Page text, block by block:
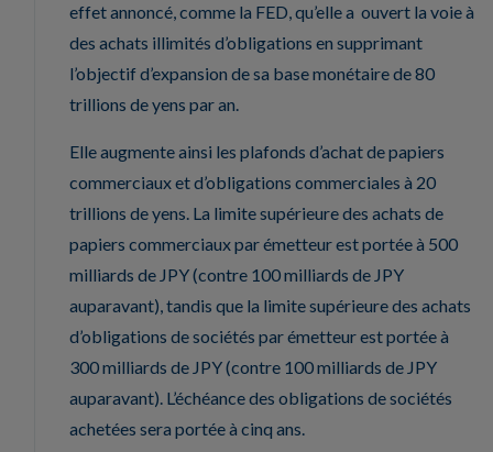
effet annoncé, comme la FED, qu’elle a ouvert la voie à
des achats illimités d’obligations en supprimant
l’objectif d’expansion de sa base monétaire de 80
trillions de yens par an.
Elle augmente ainsi les plafonds d’achat de papiers
commerciaux et d’obligations commerciales à 20
trillions de yens. La limite supérieure des achats de
papiers commerciaux par émetteur est portée à 500
milliards de JPY (contre 100 milliards de JPY
auparavant), tandis que la limite supérieure des achats
d’obligations de sociétés par émetteur est portée à
300 milliards de JPY (contre 100 milliards de JPY
auparavant). L’échéance des obligations de sociétés
achetées sera portée à cinq ans.